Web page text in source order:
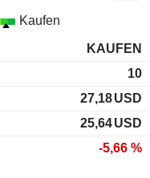
Kaufen
KAUFEN
10
27,18USD
25,64USD
-5,66 %